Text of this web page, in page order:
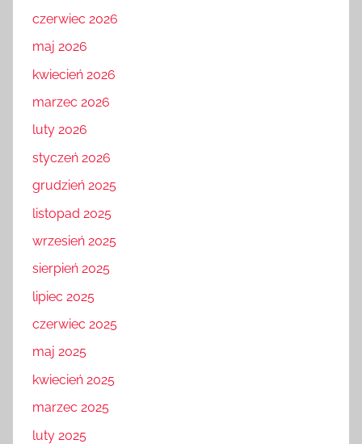
czerwiec 2026
maj 2026
kwiecień 2026
marzec 2026
luty 2026
styczeń 2026
grudzień 2025
listopad 2025
wrzesień 2025
sierpień 2025
lipiec 2025
czerwiec 2025
maj 2025
kwiecień 2025
marzec 2025
luty 2025